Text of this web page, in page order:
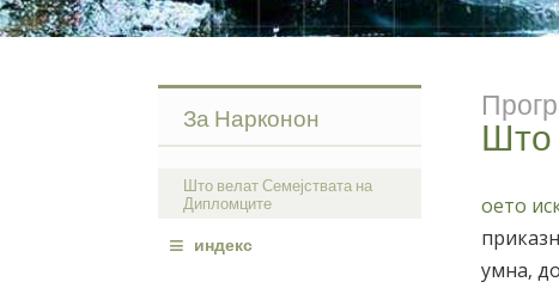
Што
оето
умна,
За Нарконон
Што велат Семејствата на
Дипломците
≡ индекс